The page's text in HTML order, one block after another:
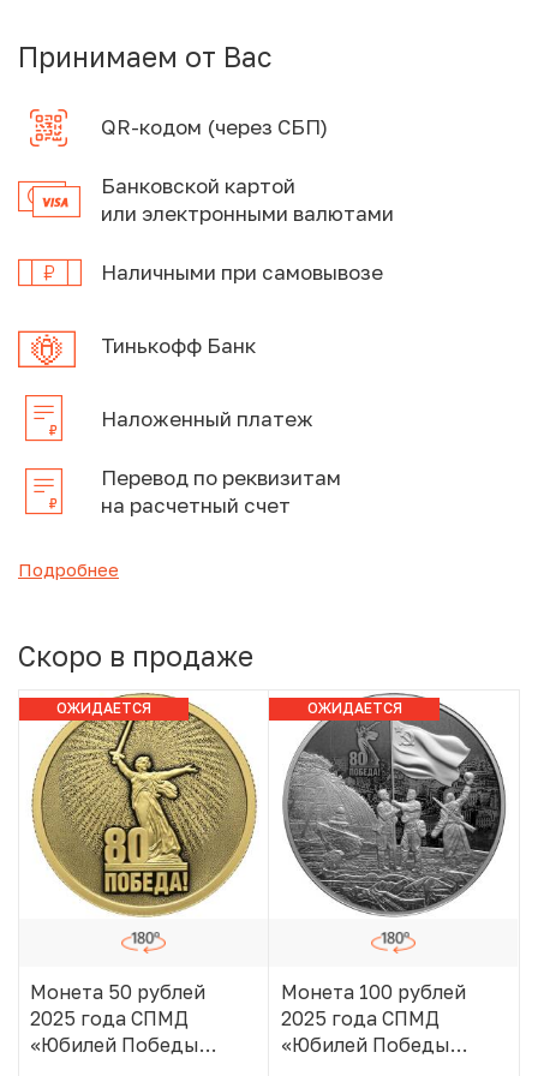
Принимаем от Вас
QR-кодом (через СБП)
Банковской картой
или электронными валютами
Наличными при самовывозе
Тинькофф Банк
Наложенный платеж
Перевод по реквизитам
на расчетный счет
Подробнее
Скоро в продаже
ОЖИДАЕТСЯ
ПОСТУПЛЕНИЕ
Монета 50 рублей
2025 года СПМД
«Юбилей Победы
ОЖИДАЕТСЯ
ПОСТУПЛЕНИЕ
Монета 100 рублей
2025 года СПМД
«Юбилей Победы